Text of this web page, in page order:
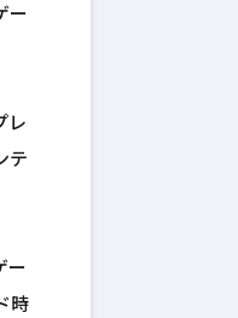
ー
レ
テ
ー
時